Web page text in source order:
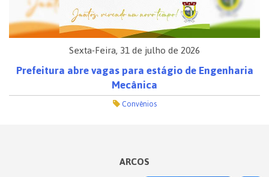
Sexta-Feira, 31 de julho de 2026
Prefeitura abre vagas para estágio de Engenharia
Mecânica
Convênios
ARCOS